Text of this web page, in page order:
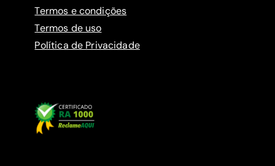
Termos e condições
Termos de uso
Política de Privacidade